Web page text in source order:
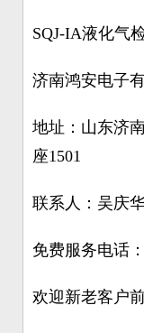
SQJ-IA液化气
济南鸿安电子
地址：山东济
座1501
联系人：吴庆
免费服务电话
欢迎新老客户